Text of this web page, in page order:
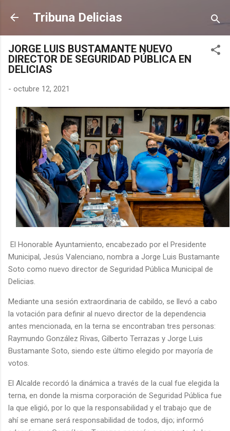
Ir al contenido principal
Tribuna Delicias
JORGE LUIS BUSTAMANTE NUEVO
DIRECTOR DE SEGURIDAD PÚBLICA EN
DELICIAS
- octubre 12, 2021
El Honorable Ayuntamiento, encabezado por el Presidente
Municipal, Jesús Valenciano, nombra a Jorge Luis Bustamante
Soto como nuevo director de Seguridad Pública Municipal de
Delicias.
Mediante una sesión extraordinaria de cabildo, se llevó a cabo
la votación para definir al nuevo director de la dependencia
antes mencionada, en la terna se encontraban tres personas:
Raymundo González Rivas, Gilberto Terrazas y Jorge Luis
Bustamante Soto, siendo este último elegido por mayoría de
votos.
El Alcalde recordó la dinámica a través de la cual fue elegida la
terna, en donde la misma corporación de Seguridad Pública fue
la que eligió, por lo que la responsabilidad y el trabajo que de
ahí se emane será responsabilidad de todos, dijo; informó